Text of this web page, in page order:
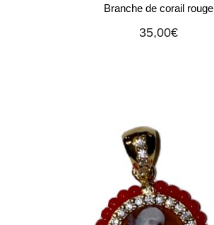
Branche de corail rouge
35,00€